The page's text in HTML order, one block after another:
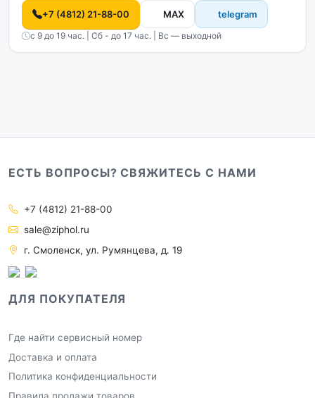
+7 (4812) 21-88-00 MAX telegram
с 9 до 19 час. | Сб - до 17 час. | Вс — выходной
ЕСТЬ ВОПРОСЫ? СВЯЖИТЕСЬ С НАМИ
+7 (4812) 21-88-00
sale@ziphol.ru
г. Смоленск, ул. Румянцева, д. 19
ДЛЯ ПОКУПАТЕЛЯ
Где найти сервисный номер
Доставка и оплата
Политика конфиденциальности
Правила продажи товаров